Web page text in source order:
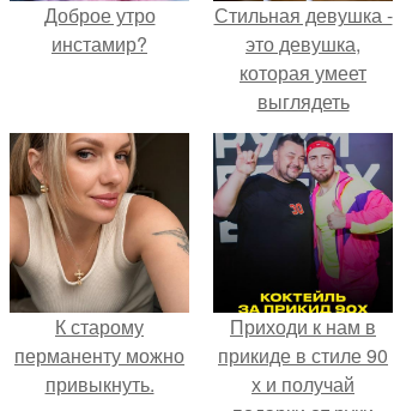
Доброе утро
инстамир?
Стильная девушка -
это девушка,
которая умеет
выглядеть
привлекательно и
элегантно в любои
ситуации.
К старому
перманенту можно
привыкнуть.
Приходи к нам в
прикиде в стиле 90
х и получай